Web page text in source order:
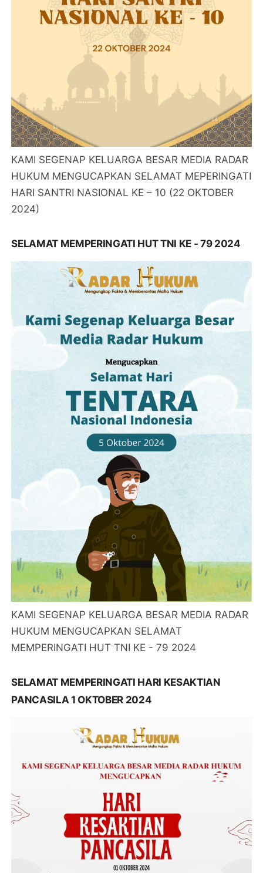
KAMI SEGENAP KELUARGA BESAR MEDIA RADAR
HUKUM MENGUCAPKAN SELAMAT MEPERINGATI
HARI SANTRI NASIONAL KE – 10 (22 OKTOBER
2024)
SELAMAT MEMPERINGATI HUT TNI KE - 79 2024
KAMI SEGENAP KELUARGA BESAR MEDIA RADAR
HUKUM MENGUCAPKAN SELAMAT
MEMPERINGATI HUT TNI KE - 79 2024
SELAMAT MEMPERINGATI HARI KESAKTIAN
PANCASILA 1 OKTOBER 2024